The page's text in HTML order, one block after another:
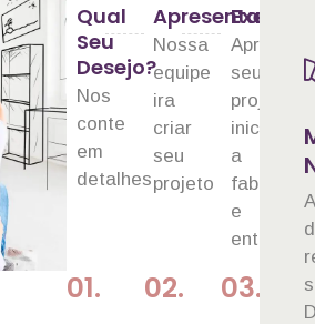
01.
Qual
Seu
Desejo?
Nos
conte
em
detalhes
02.
Apresentação
Nossa
equipe
ira
criar
seu
projeto
03.
Aprovado
seu
projeto
iniciamos
a
e
entrega